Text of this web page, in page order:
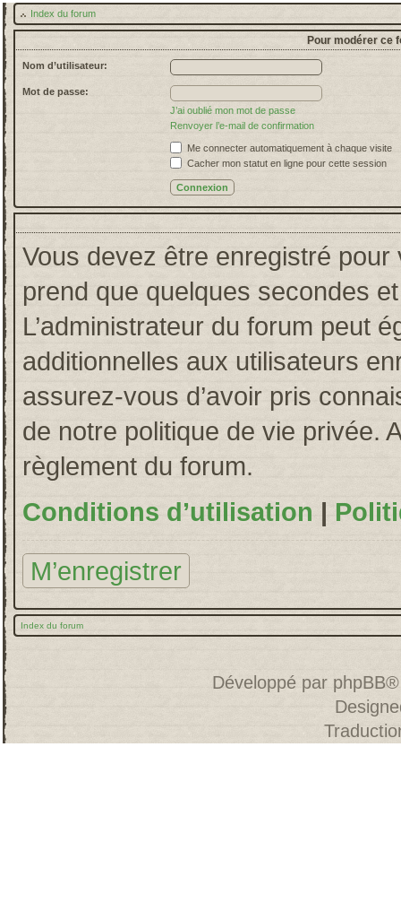
Index du forum
Pour modérer ce
Nom d’utilisateur:
Mot de passe:
J’ai oublié mon mot de passe
Renvoyer l’e-mail de confirmation
Me connecter automatiquement à chaque visite
Cacher mon statut en ligne pour cette session
Vous devez être enregistré pour
prend que quelques secondes
L’administrateur du forum peut
additionnelles aux utilisateurs
assurez-vous d’avoir pris
de notre politique de vie privée.
règlement du forum.
Conditions d’utilisation |
M’enregistrer
Index du forum
Développé par phpBB®